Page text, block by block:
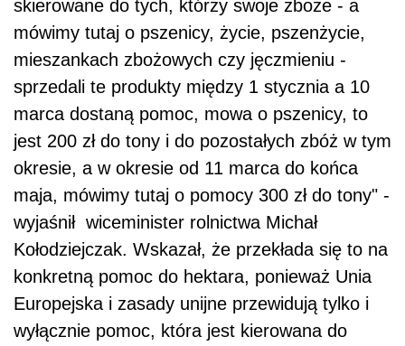
skierowane do tych, którzy swoje zboże - a
mówimy tutaj o pszenicy, życie, pszenżycie,
mieszankach zbożowych czy jęczmieniu -
sprzedali te produkty między 1 stycznia a 10
marca dostaną pomoc, mowa o pszenicy, to
jest 200 zł do tony i do pozostałych zbóż w tym
okresie, a w okresie od 11 marca do końca
maja, mówimy tutaj o pomocy 300 zł do tony" -
wyjaśnił wiceminister rolnictwa Michał
Kołodziejczak. Wskazał, że przekłada się to na
konkretną pomoc do hektara, ponieważ Unia
Europejska i zasady unijne przewidują tylko i
wyłącznie pomoc, która jest kierowana do